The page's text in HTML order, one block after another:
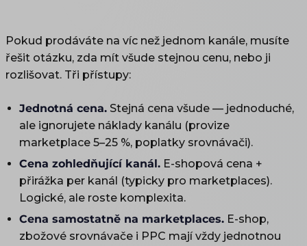
Pokud prodáváte na víc než jednom kanále, musíte
řešit otázku, zda mít všude stejnou cenu, nebo ji
rozlišovat. Tři přístupy:
Jednotná cena. Stejná cena všude — jednoduché,
ale ignorujete náklady kanálu (provize
marketplace 5–25 %, poplatky srovnávači).
Cena zohledňující kanál. E-shopová cena +
přirážka per kanál (typicky pro marketplaces).
Logické, ale roste komplexita.
Cena samostatně na marketplaces. E-shop,
zbožové srovnávače i PPC mají vždy jednotnou